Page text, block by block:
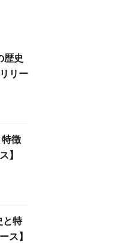
歴史
リー
徴
】
と特
ス】